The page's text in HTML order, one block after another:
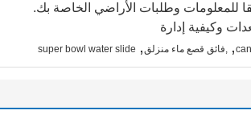
للمعلومات وطلبات الأراضي الخاصة بك.
, ,فائق قصع ماء منزلق,
super bowl water slide